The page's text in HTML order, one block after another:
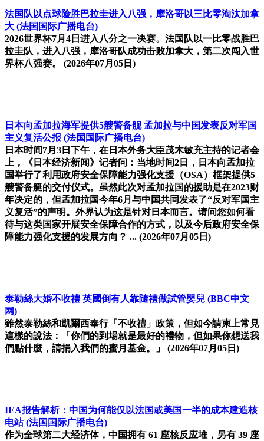
法国队以点球险胜巴拉圭进入八强，摩洛哥以三比零淘汰加拿
大 (法国国际广播电台)
2026世界杯7月4日进入八分之一决赛。法国队以一比零战胜巴
拉圭队，进入八强，摩洛哥队成功击败加拿大，第二次闯入世
界杯八强赛。 (2026年07月05日)
日本向孟加拉海军提供5艘警备舰 孟加拉与中国发表反对军国
主义复活公报 (法国国际广播电台)
日本时间7月3日下午，在日本外务大臣茂木敏充主持的记者会
上，《日本经济新闻》记者问：当地时间2日，日本向孟加拉
国举行了利用政府安全保障能力强化支援（OSA）框架提供5
艘警备艇的交付仪式。虽然此次对孟加拉国的援助是在2023财
年决定的，但孟加拉国今年6月与中国共同发表了“反对军国主
义复活”的声明。外界认为这是针对日本而言。请问您如何看
待与这类国家开展安全保障合作的方式，以及今后政府安全保
障能力强化支援的发展方向？ ... (2026年07月05日)
泰勒絲大婚不收禮 英國倒有人靠隨禮做試管嬰兒 (BBC中文
网)
雖然泰勒絲和凱爾西奉行「不收禮」政策，但如今請柬上常見
這樣的說法：「你們的到場就是最好的禮物，但如果你想送我
們點什麼，請捐入我們的蜜月基金。」
(2026年07月05日)
IEA报告解析：中国为何能仅以法国或美国一半的成本建造核
电站 (法国国际广播电台)
作为全球第二大经济体，中国拥有 61 座核反应堆，另有 39 座